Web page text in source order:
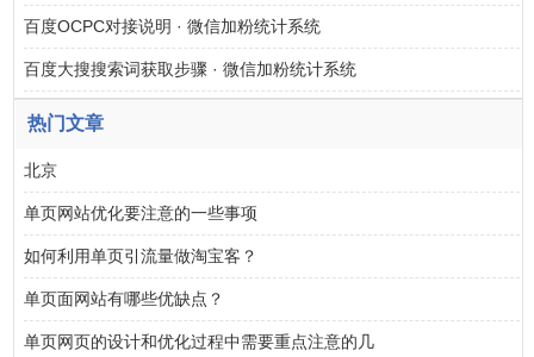
百度OCPC对接说明 · 微信加粉统计系统
百度大搜搜索词获取步骤 · 微信加粉统计系统
热门文章
北京
单页网站优化要注意的一些事项
如何利用单页引流量做淘宝客？
单页面网站有哪些优缺点？
单页网页的设计和优化过程中需要重点注意的几